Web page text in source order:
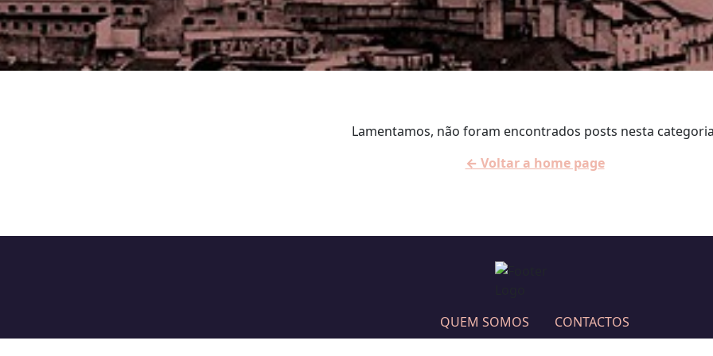
Lamentamos, não foram encontrados posts nesta
← Voltar a home page
QUEM SOMOS CONTACTOS